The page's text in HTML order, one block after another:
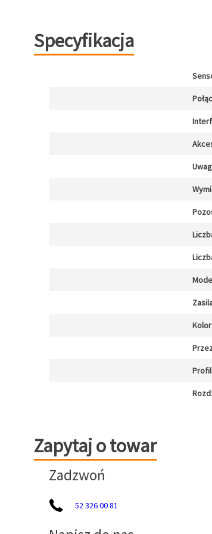
Specyfikacja
Profil
Zapytaj o towar
Zapytaj o towar
Zadzwoń
52 326 00 81